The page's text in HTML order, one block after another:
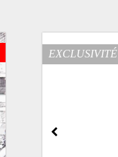
EXCLUSIVITÉ